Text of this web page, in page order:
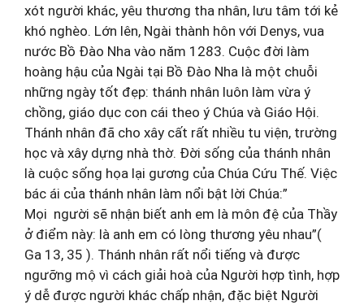
xót người khác, yêu thương tha nhân, lưu tâm tới kẻ
khó nghèo. Lớn lên, Ngài thành hôn với Denys, vua
nước Bồ Đào Nha vào năm 1283. Cuộc đời làm
hoàng hậu của Ngài tại Bồ Đào Nha là một chuỗi
những ngày tốt đẹp: thánh nhân luôn làm vừa ý
chồng, giáo dục con cái theo ý Chúa và Giáo Hội.
Thánh nhân đã cho xây cất rất nhiều tu viện, trường
học và xây dựng nhà thờ. Đời sống của thánh nhân
là cuộc sống họa lại gương của Chúa Cứu Thế. Việc
bác ái của thánh nhân làm nổi bật lời Chúa:”
Mọi người sẽ nhận biết anh em là môn đệ của Thầy
ở điểm này: là anh em có lòng thương yêu nhau”(
Ga 13, 35 ). Thánh nhân rất nổi tiếng và được
ngưỡng mộ vì cách giải hoà của Người hợp tình, hợp
ý dễ được người khác chấp nhận, đặc biệt Người